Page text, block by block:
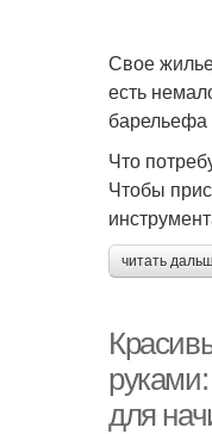
Свое
есть
барельефа
Что
Чтобы
читать
для